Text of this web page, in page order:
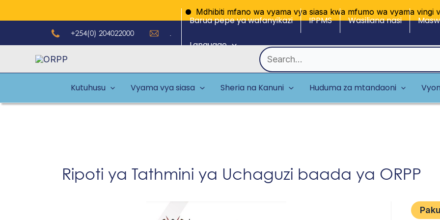
Mdhibiti mfano wa vyama vya siasa kwa mfumo wa vyama vingi
to
+254(0) 204022000
Barua pepe ya wafanyikazi IPPMS Wasiliana nasi
Language
Search
for:
Kutuhusu Vyama vya siasa Sheria na Kanuni Huduma za mtandaoni
Ripoti ya Tathmini ya Uchaguzi baada ya ORPP